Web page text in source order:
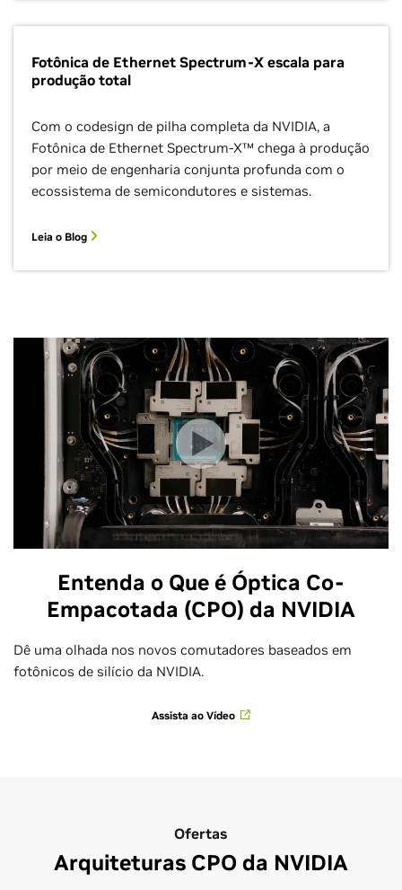
Fotônica de Ethernet Spectrum-X escala para
produção total
Com o codesign de pilha completa da NVIDIA, a
Fotônica de Ethernet Spectrum-X™ chega à produção
por meio de engenharia conjunta profunda com o
ecossistema de semicondutores e sistemas.
Leia o Blog
Entenda o Que é Óptica Co-
Empacotada (CPO) da NVIDIA
Dê uma olhada nos novos comutadores baseados em
fotônicos de silício da NVIDIA.
Assista ao Vídeo
Ofertas
Arquiteturas CPO da NVIDIA